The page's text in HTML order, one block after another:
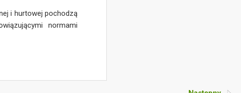
i hurtowej pochodzą
normami